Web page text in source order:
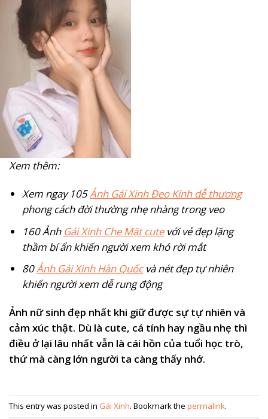
Xem thêm:
Xem ngay 105Ảnh Gái Xinh Đeo Kính dễ thương
phong cách đời thường nhẹ nhàng trong veo
160 Ảnh Gái Xinh Che Mặt cutevới vẻ đẹp lặng
thầm bí ẩn khiến người xem khó rời mắt
80Ảnh Gái Xinh Hàn Quốcvà nét đẹp tự nhiên
khiến người xem dễ rung động
Ảnh nữ sinh đẹp nhất khi giữ được sự tự nhiên và
cảm xúc thật. Dù là cute, cá tính hay ngầu nhẹ thì
điều ở lại lâu nhất vẫn là cái hồn của tuổi học trò,
thứ mà càng lớn người ta càng thấy nhớ.
This entry was posted in Gái Xinh. Bookmark the permalink.